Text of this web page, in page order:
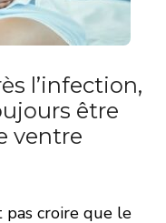
l’infection,
être
ventre
croire que le